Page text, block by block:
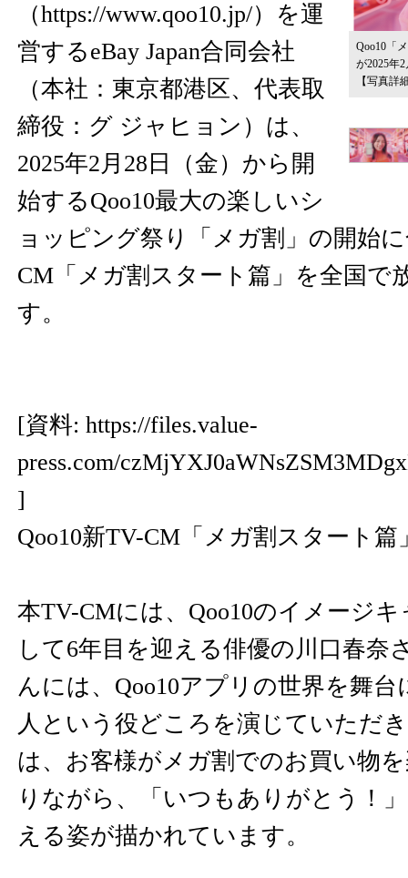
Qoo10「
が2025年
【写真詳
（https://www.qoo10.jp/）を運
営するeBay Japan合同会社
（本社：東京都港区、代表取
締役：グ ジャヒョン）は、
2025年2月28日（金）から開
始するQoo10最大の楽しいシ
ョッピング祭り「メガ割」の開始
CM「メガ割スタート篇」を全国で
す。
[資料: https://files.value-
press.com/
]
Qoo10新TV-CM「メガ割スタート篇
本TV-CMには、Qoo10のイメージ
して6年目を迎える俳優の川口春奈
んには、Qoo10アプリの世界を舞
人という役どころを演じていただ
は、お客様がメガ割でのお買い物
りながら、「いつもありがとう！
える姿が描かれています。